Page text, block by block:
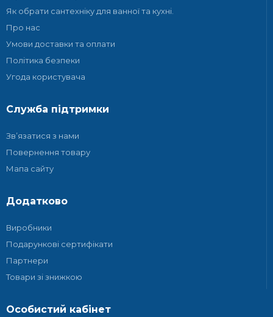
Як обрати сантехніку для ванної та кухні.
Про нас
Умови доставки та оплати
Політика безпеки
Угода користувача
Служба підтримки
Зв’язатися з нами
Повернення товару
Мапа сайту
Додатково
Виробники
Подарункові сертифікати
Партнери
Товари зі знижкою
Особистий кабінет